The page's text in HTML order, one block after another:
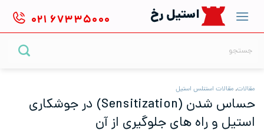
content
استیل رخ ۰۲۱ ۶۷۳۳۵۰۰۰
مقالات, مقالات استنلس استیل
حساس شدن (Sensitization) در جوشکاری
استیل و راه های جلوگیری از آن